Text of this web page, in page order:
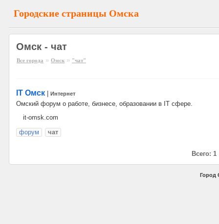
Городские страницы Омска
Омск - чат
Все города » Омск » "чат"
IT Омск Интернет
Омский форум о работе, бизнесе, образовании в IT сфере.
it-omsk.com
форум
чат
Всего: 1
Город